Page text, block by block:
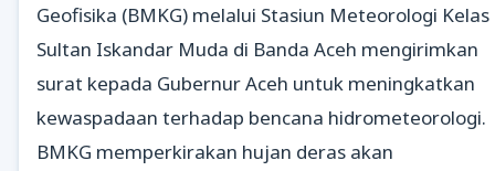
Geofisika (BMKG) melalui Stasiun Meteorologi Kelas
Sultan Iskandar Muda di Banda Aceh mengirimkan
surat kepada Gubernur Aceh untuk meningkatkan
kewaspadaan terhadap bencana hidrometeorologi.
BMKG memperkirakan hujan deras akan